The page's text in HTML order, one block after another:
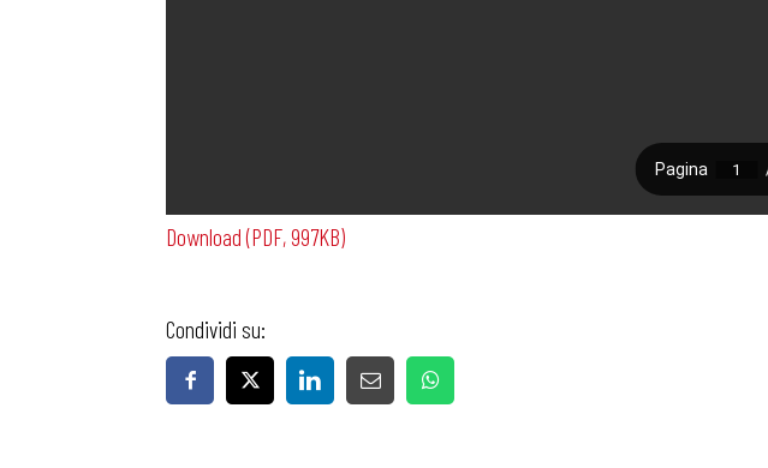
Download (PDF, 997KB)
Condividi su: